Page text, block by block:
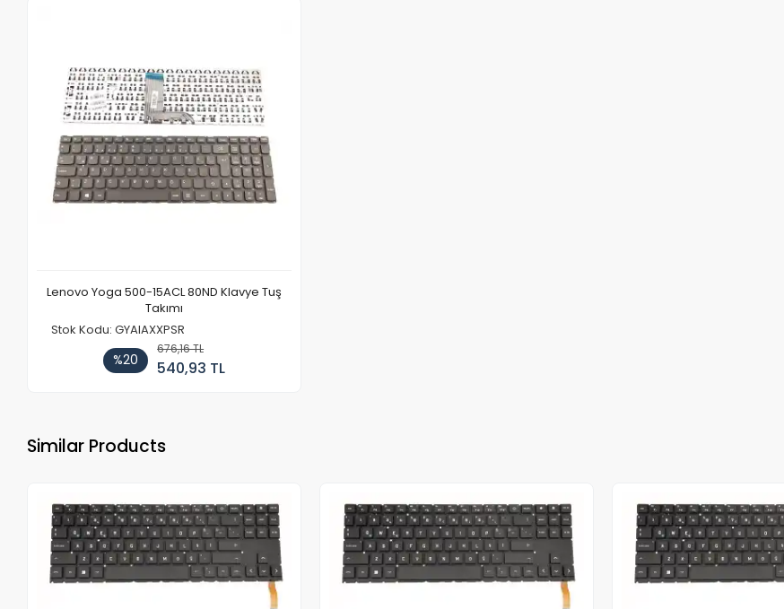
Lenovo Yoga 500-15ACL 80ND Klavye Tuş
Takımı
Stok Kodu: GYAIAXXPSR
%20
676,16 TL
540,93 TL
Similar Products